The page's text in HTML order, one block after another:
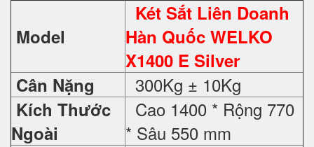
Model
Két Sắt Liên Doanh
Hàn Quốc WELKO
X1400 E Silver
Cân Nặng
300Kg ± 10Kg
Kích Thước
Ngoài
Cao 1400 * Rộng 770
* Sâu 550 mm